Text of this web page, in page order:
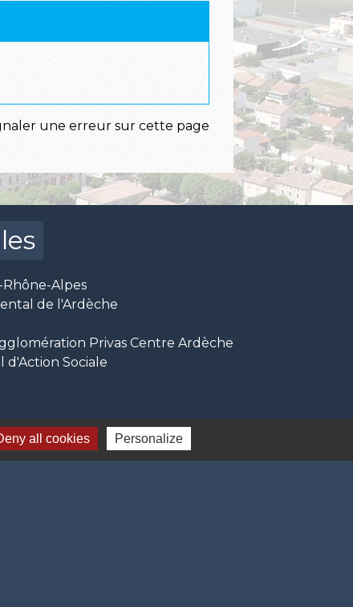
une erreur sur cette page
Alpes
de l'Ardèche
Privas Centre Ardèche
d'Action Sociale
all cookies Personalize